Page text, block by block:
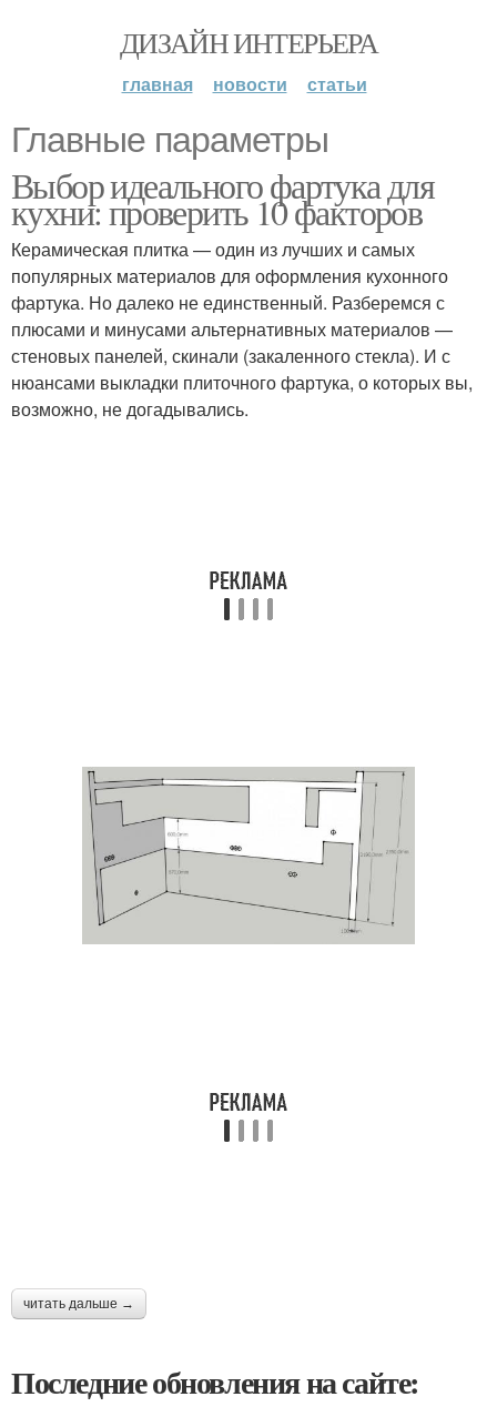
ДИЗАЙН ИНТЕРЬЕРА
главная новости статьи
Главные параметры
Выбор идеального фартука для
кухни: проверить 10 факторов
Керамическая плитка — один из лучших и самых
популярных материалов для оформления кухонного
фартука. Но далеко не единственный. Разберемся с
плюсами и минусами альтернативных материалов —
стеновых панелей, скинали (закаленного стекла). И с
нюансами выкладки плиточного фартука, о которых вы,
возможно, не догадывались.
читать дальше →
Последние обновления на сайте: